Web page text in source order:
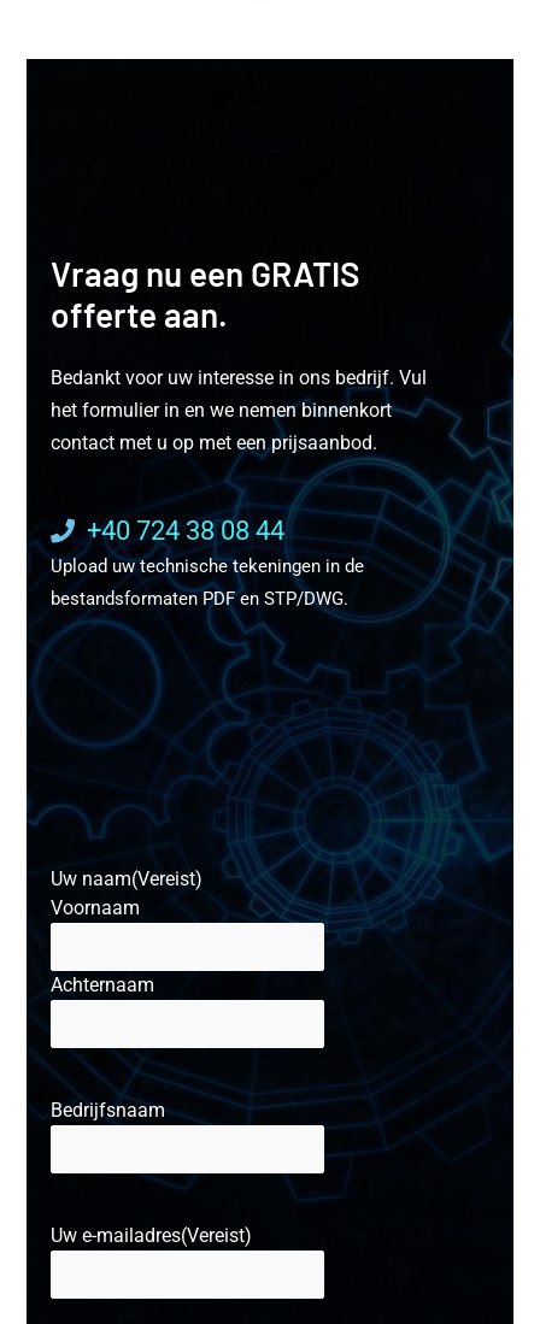
Vraag nu een GRATIS
offerte aan.
Bedankt voor uw interesse in ons bedrijf. Vul
het formulier in en we nemen binnenkort
contact met u op met een prijsaanbod.
+40 724 38 08 44
Upload uw technische tekeningen in de
bestandsformaten PDF en STP/DWG.
Uw naam(Vereist)
Voornaam
Achternaam
Bedrijfsnaam
Uw e-mailadres(Vereist)